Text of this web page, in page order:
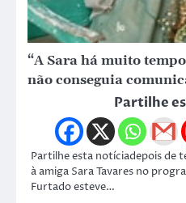
“A Sara há muito
não conseguia
Partilhe
Partilhe esta notíciadepois de
à amiga Sara Tavares no
Furtado esteve…